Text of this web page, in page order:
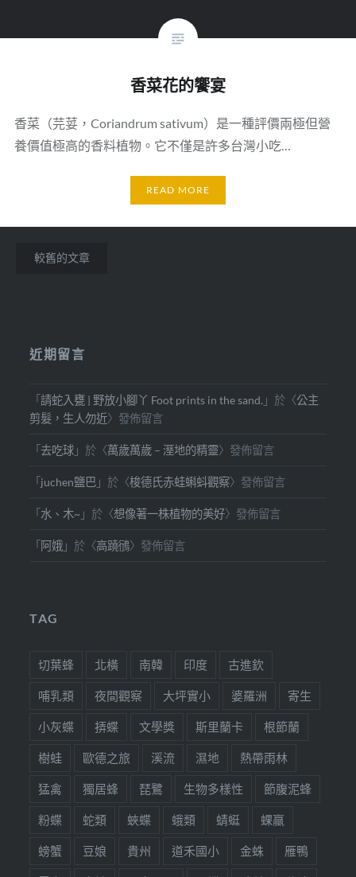
香菜花的饗宴
香菜（芫荽，Coriandrum sativum）是一種評價兩極但營
養價值極高的香料植物。它不僅是許多台灣小吃…
READ MORE
文較舊的文章
近期留言
「請蛇入甕 | 野放小腳丫 Foot prints in the sand. 」於〈公主
剪髮，生人勿近〉發佈留言
「去吃球 」於〈萬歲萬歲 – 溼地的精靈〉發佈留言
「 juchen鹽巴 」於〈梭德氏赤蛙蝌蚪觀察〉發佈留言
「 水、木~ 」於〈想像著一株植物的美好〉發佈留言
「 阿娥 」於〈高蹺鴴〉發佈留言
TAG
切葉蜂 北橫 南韓 印度 古進欽
哺乳類 夜間觀察 大坪實小 婆羅洲 寄生
小灰蝶 挵蝶 文學獎 斯里蘭卡 根節蘭
樹蛙 歐德之旅 溪流 濕地 熱帶雨林
猛禽 獨居蜂 琵鷺 生物多樣性 節腹泥蜂
粉蝶 蛇類 蛺蝶 蛾類 蜻蜓 蜾蠃
螃蟹 豆娘 貴州 道禾國小 金蛛 雁鴨